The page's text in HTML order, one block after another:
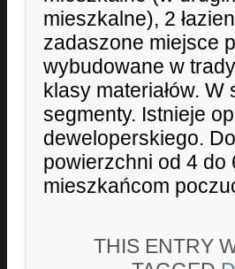
mieszkalne), 2
zadaszone miejsce
wybudowane w
klasy materiałów.
segmenty. Istnieje
deweloperskiego.
powierzchni od 4 do
mieszkańcom
THIS ENTRY